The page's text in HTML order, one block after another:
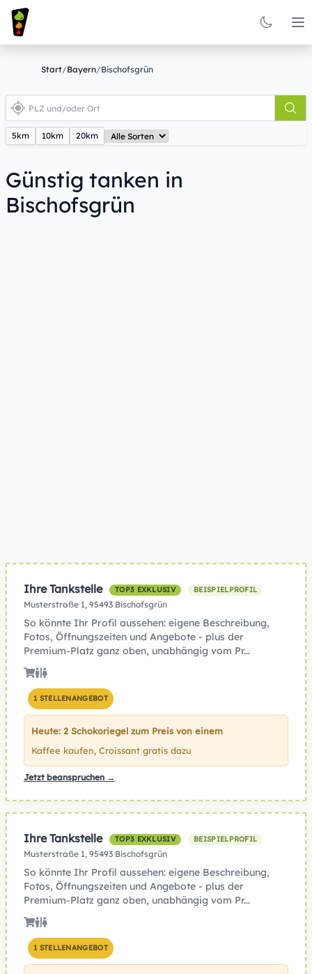
Start/Bayern/Bischofsgrün
5km 10km 20km
Günstig tanken in
Bischofsgrün
Ihre Tankstelle TOP3 EXKLUSIV BEISPIELPROFIL
Musterstraße 1, 95493 Bischofsgrün
So könnte Ihr Profil aussehen: eigene Beschreibung,
Fotos, Öffnungszeiten und Angebote - plus der
Premium-Platz ganz oben, unabhängig vom Pr...
1 STELLENANGEBOT
Heute: 2 Schokoriegel zum Preis von einem
Kaffee kaufen, Croissant gratis dazu
Jetzt beanspruchen →
Ihre Tankstelle TOP3 EXKLUSIV BEISPIELPROFIL
Musterstraße 1, 95493 Bischofsgrün
So könnte Ihr Profil aussehen: eigene Beschreibung,
Fotos, Öffnungszeiten und Angebote - plus der
Premium-Platz ganz oben, unabhängig vom Pr...
1 STELLENANGEBOT